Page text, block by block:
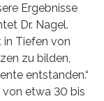
Ergebnisse
Dr. Nagel.
in Tiefen von
zu bilden,
entstanden.“
von etwa 30 bis